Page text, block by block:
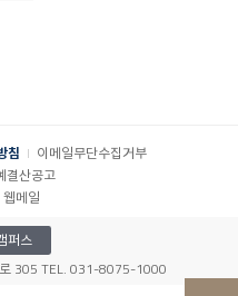
침
이메일무단수집거부
결산공고
웹메일
퍼스
305 TEL. 031-8075-1000